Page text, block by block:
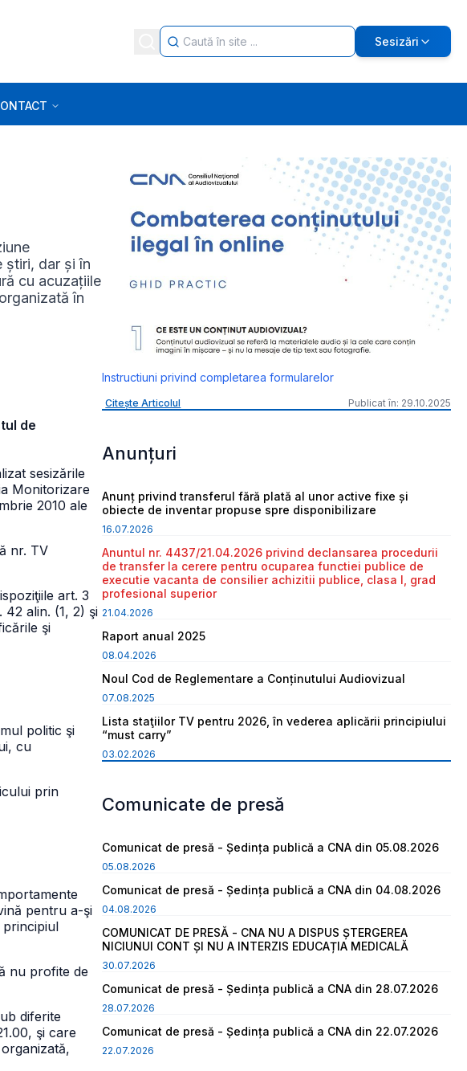
Sesizări
știri, dar și în
cu acuzațiile
în
de
sesizările
Monitorizare
2010 ale
nr. TV
art. 3
alin. (1, 2) şi
şi
politic şi
cu
prin
pentru a-şi
principiul
nu profite de
diferite
şi care
Instructiuni privind completarea formularelor
Citește Articolul Publicat în: 29.10.2025
Anunțuri
Anunț privind transferul fără plată al unor active fixe și
obiecte de inventar propuse spre disponibilizare
16.07.2026
Anuntul nr. 4437/21.04.2026 privind declansarea procedurii
de transfer la cerere pentru ocuparea functiei publice de
executie vacanta de consilier achizitii publice, clasa I, grad
profesional superior
21.04.2026
Raport anual 2025
08.04.2026
Noul Cod de Reglementare a Conținutului Audiovizual
07.08.2025
Lista staţiilor TV pentru 2026, în vederea aplicării principiului
“must carry”
03.02.2026
Comunicate de presă
Comunicat de presă - Ședința publică a CNA din 05.08.2026
05.08.2026
Comunicat de presă - Ședința publică a CNA din 04.08.2026
04.08.2026
COMUNICAT DE PRESĂ - CNA NU A DISPUS ȘTERGEREA
NICIUNUI CONT ȘI NU A INTERZIS EDUCAȚIA MEDICALĂ
30.07.2026
Comunicat de presă - Ședința publică a CNA din 28.07.2026
28.07.2026
Comunicat de presă - Ședința publică a CNA din 22.07.2026
22.07.2026